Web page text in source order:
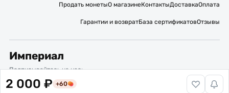
2 000 ₽ +60
Продать монетыО магазинеКонтактыДоставкаОплата
Гарантии и возвратБаза сертификатовОтзывы
Империал
Подписывайтесь на нас:
Вакансии